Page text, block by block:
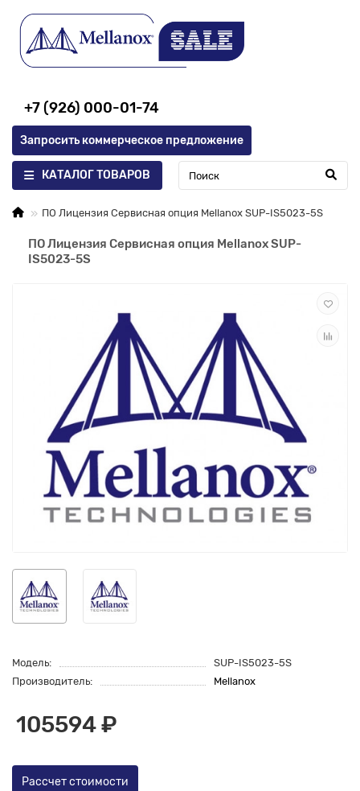
+7 (926) 000-01-74
Запросить коммерческое предложение
КАТАЛОГ ТОВАРОВ
ПО Лицензия Сервисная опция Mellanox SUP-IS5023-5S
ПО Лицензия Сервисная опция Mellanox SUP-
IS5023-5S
Модель:
SUP-IS5023-5S
Производитель:
Mellanox
105594 ₽
Рассчет стоимости